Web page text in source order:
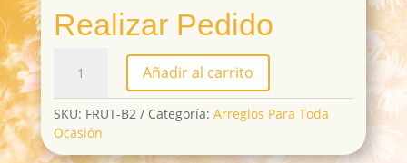
Realizar Pedido
cantidad
Añadir al carrito
SKU: FRUT-B2 Categoría: Arreglos Para Toda
Ocasión